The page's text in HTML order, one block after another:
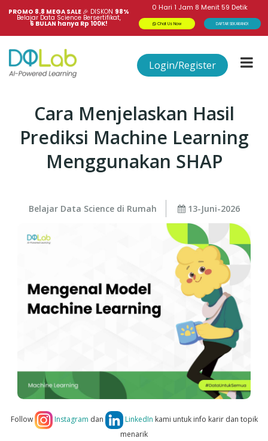
PROMO 8.8 MEGA SALE 🎉 DISKON 98%
Belajar Data Science Bersertifikat,
6 BULAN hanya Rp 100K!
0 Hari 1 Jam 8 Menit 58 Detik
Chat Us Now DAFTAR SEKARANG!
Login/Register
Cara Menjelaskan Hasil
Prediksi Machine Learning
Menggunakan SHAP
Belajar Data Science di Rumah 13-Juni-2026
Follow Instagram dan LinkedIn kami untuk info karir dan topik
menarik